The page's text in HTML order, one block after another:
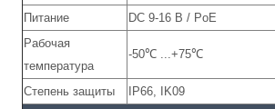
Питание
DC 9-16 В / PоE
Рабочая
температура
-50℃ ...+75℃
Степень защиты
IP66, IK09